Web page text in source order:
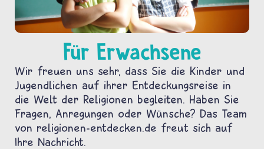
Für Erwachsene
Wir freuen uns sehr, dass Sie die Kinder und
Jugendlichen auf ihrer Entdeckungsreise in
die Welt der Religionen begleiten. Haben Sie
Fragen, Anregungen oder Wünsche? Das Team
von religionen-entdecken.de freut sich auf
Ihre Nachricht.